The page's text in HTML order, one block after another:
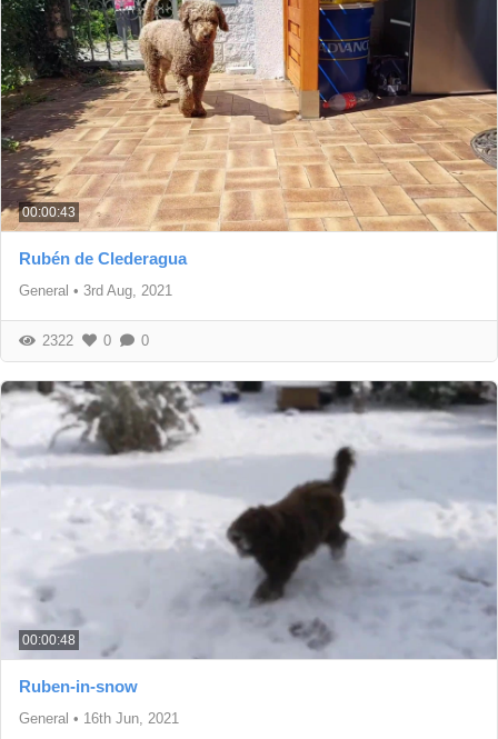
00:00:43
Rubén de Clederagua
General • 3rd Aug, 2021
2322 0 0
00:00:48
Ruben-in-snow
General • 16th Jun, 2021